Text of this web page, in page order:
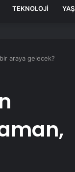
TEKNOLOJI
araya gelecek?